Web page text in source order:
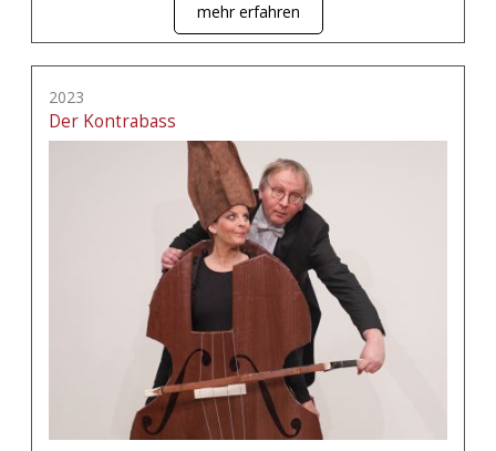
mehr erfahren
2023
Der Kontrabass